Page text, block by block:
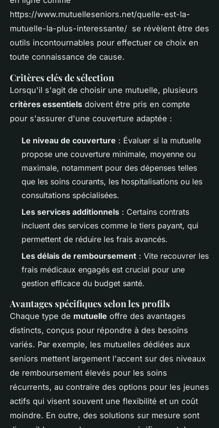
https://www.mutuelleseniors.net/quelle-est-la-
mutuelle-la-plus-interessante/ se révèlent être des
outils incontournables pour effectuer ce choix en
toute connaissance de cause.
Critères clés de sélection
Lorsqu'il s'agit de choisir une mutuelle, plusieurs
critères essentiels doivent être pris en compte
pour s'assurer d'une couverture adaptée :
Le niveau de couverture : Évaluer si la mutuelle
propose une couverture minimale, moyenne ou
maximale, notamment pour des dépenses telles
que les soins courants, les hospitalisations ou les
consultations spécialisées.
Les services additionnels : Certains contrats
incluent des services comme le tiers payant, qui
permettent de réduire les frais avancés.
Les délais de remboursement : Vite recouvrer les
frais médicaux engagés est crucial pour une
gestion efficace du budget santé.
Avantages spécifiques selon les profils
Chaque type de mutuelle offre des avantages
distincts, conçus pour répondre à des besoins
variés. Par exemple, les mutuelles dédiées aux
seniors mettent largement l'accent sur des niveaux
de remboursement élevés pour les soins
récurrents, au contraire des options pour les jeunes
actifs qui visent souvent une flexibilité et un coût
moindre. En outre, des solutions sur mesure sont